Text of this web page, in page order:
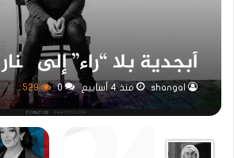
أبجدية بلا “راء” إلى چنار
shangal منذ 4 أسابيع 0
529